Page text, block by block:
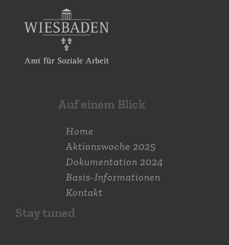
Auf einem Blick
Home
Aktions­woche 2025
Dokumen­tation 2024
Basis-Informationen
Kontakt
Stay tuned